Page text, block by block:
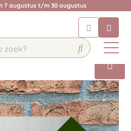
7 augustus t/m 30 augustus
met onze chatbot voor